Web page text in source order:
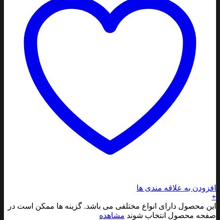
افزودن به علاقه مندی ها
+
این محصول دارای انواع مختلفی می باشد. گزینه ها ممکن است در
صفحه محصول انتخاب شوند مشاهده